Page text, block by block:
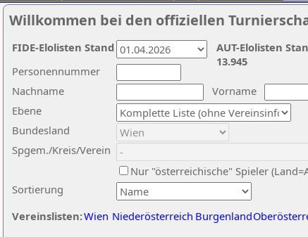
Willkommen bei den offiziellen
Nachname
Vorname
Ebene
Sortierung
Personennummer
Bundesland
Spgem./Kreis/Verein
Nur "österreichische" Spieler
Vereinslisten:Wien Niederösterreich Burgenland
AUT-Elolisten
13.945
FIDE-Elolisten Stand